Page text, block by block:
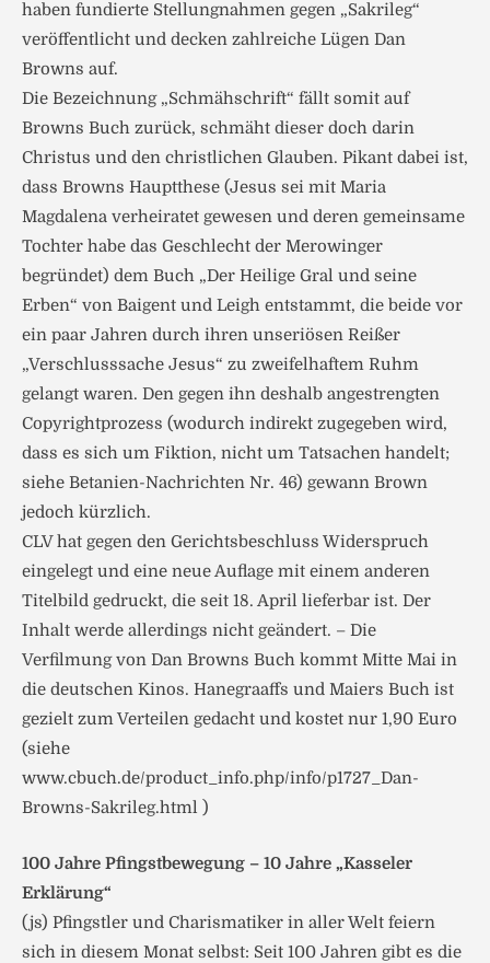
haben fundierte Stellungnahmen gegen „Sakrileg“
veröffentlicht und decken zahlreiche Lügen Dan
Browns auf.
Die Bezeichnung „Schmähschrift“ fällt somit auf
Browns Buch zurück, schmäht dieser doch darin
Christus und den christlichen Glauben. Pikant dabei ist,
dass Browns Hauptthese (Jesus sei mit Maria
Magdalena verheiratet gewesen und deren gemeinsame
Tochter habe das Geschlecht der Merowinger
begründet) dem Buch „Der Heilige Gral und seine
Erben“ von Baigent und Leigh entstammt, die beide vor
ein paar Jahren durch ihren unseriösen Reißer
„Verschlusssache Jesus“ zu zweifelhaftem Ruhm
gelangt waren. Den gegen ihn deshalb angestrengten
Copyrightprozess (wodurch indirekt zugegeben wird,
dass es sich um Fiktion, nicht um Tatsachen handelt;
siehe Betanien-Nachrichten Nr. 46) gewann Brown
jedoch kürzlich.
CLV hat gegen den Gerichtsbeschluss Widerspruch
eingelegt und eine neue Auflage mit einem anderen
Titelbild gedruckt, die seit 18. April lieferbar ist. Der
Inhalt werde allerdings nicht geändert. – Die
Verfilmung von Dan Browns Buch kommt Mitte Mai in
die deutschen Kinos. Hanegraaffs und Maiers Buch ist
gezielt zum Verteilen gedacht und kostet nur 1,90 Euro
(siehe
www.cbuch.de/product_info.php/info/p1727_Dan-
Browns-Sakrileg.html )
100 Jahre Pfingstbewegung – 10 Jahre „Kasseler
Erklärung“
(js) Pfingstler und Charismatiker in aller Welt feiern
sich in diesem Monat selbst: Seit 100 Jahren gibt es die